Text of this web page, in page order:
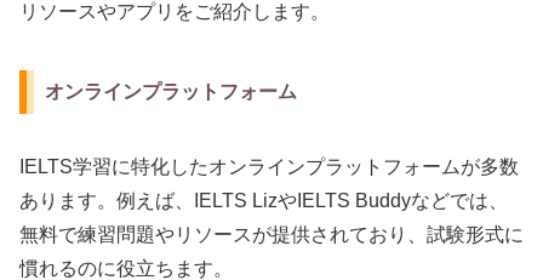
リソースやアプリをご紹介します。
オンラインプラットフォーム
IELTS学習に特化したオンラインプラットフォームが多数
あります。例えば、IELTS LizやIELTS Buddyなどでは、
無料で練習問題やリソースが提供されており、試験形式に
慣れるのに役立ちます。